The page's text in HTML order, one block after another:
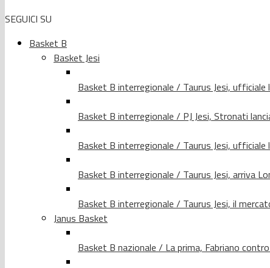
SEGUICI SU
Basket B
Basket Jesi
Basket B interregionale / Taurus Jesi, ufficiale
Basket B interregionale / PJ Jesi, Stronati
Basket B interregionale / Taurus Jesi, ufficiale
Basket B interregionale / Taurus Jesi, arriva
Basket B interregionale / Taurus Jesi, il
Janus Basket
Basket B nazionale / La prima, Fabriano